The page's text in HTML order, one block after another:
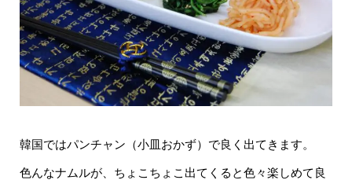
韓国ではパンチャン（小皿おかず）で良く出てきます。
色んなナムルが、ちょこちょこ出てくると色々楽しめて良